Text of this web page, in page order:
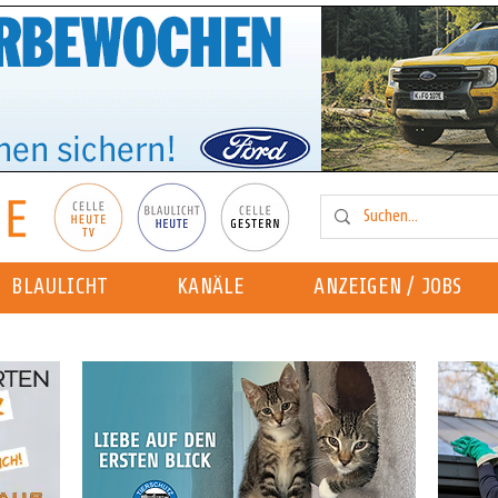
BLAULICHT KANÄLE ANZEIGEN / JOBS